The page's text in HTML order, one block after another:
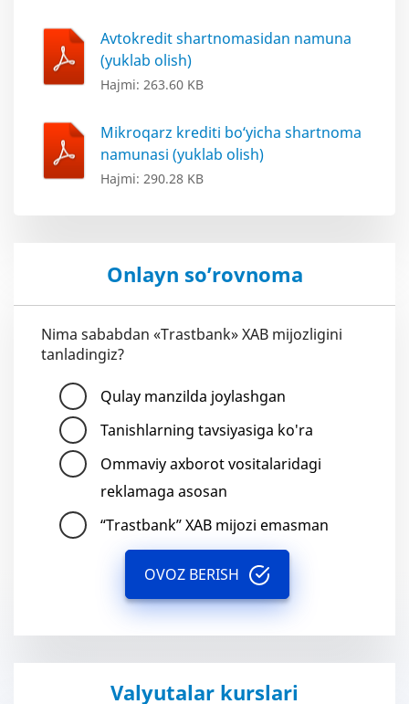
Avtokredit shartnomasidan namuna
(yuklab olish)
Hajmi: 263.60 KB
Mikroqarz krediti bo‘yicha shartnoma
namunasi (yuklab olish)
Hajmi: 290.28 KB
Onlayn so’rovnoma
Nima sababdan «Trastbank» XAB mijozligini
tanladingiz?
Qulay manzilda joylashgan
Tanishlarning tavsiyasiga ko'ra
Ommaviy axborot vositalaridagi
reklamaga asosan
“Trastbank” XAB mijozi emasman
OVOZ BERISH
Valyutalar kurslari